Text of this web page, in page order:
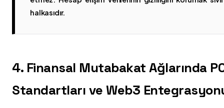
halkasıdır.
4. Finansal Mutabakat Ağlarında
Standartları ve Web3